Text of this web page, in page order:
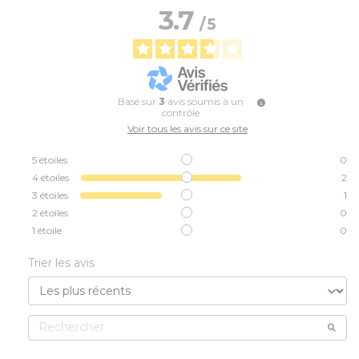
3.7/5
Basé sur 3 avis soumis à un
contrôle
Voir tous les avis sur ce site
5 étoiles
0
4 étoiles
2
3 étoiles
1
2 étoiles
0
1 étoile 0
Trier les avis